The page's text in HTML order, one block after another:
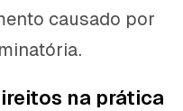
causado por
na prática